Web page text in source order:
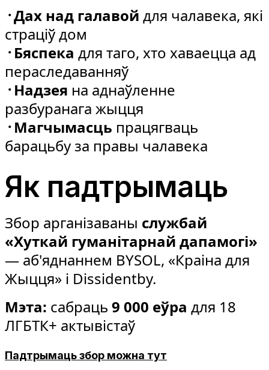
᠂ Дах над галавой для чалавека, які
страціў дом
᠂ Бяспека для таго, хто хаваецца ад
пераследаванняў
᠂ Надзея на аднаўленне
разбуранага жыцця
᠂ Магчымасць працягваць
барацьбу за правы чалавека
Як падтрымаць
Збор арганізаваны службай
«Хуткай гуманітарнай дапамогі»
— аб'яднаннем BYSOL, «Краіна для
Жыцця» і Dissidentby.
Мэта: сабраць 9 000 еўра для 18
ЛГБТК+ актывістаў
Падтрымаць збор можна тут